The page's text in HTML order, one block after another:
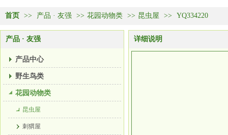
首页 >> 产品 · 友强 >> 花园动物类 >> 昆虫屋 >> YQ334220
产品 · 友强
产品中心
野生鸟类
花园动物类
昆虫屋
刺猬屋
详细说明